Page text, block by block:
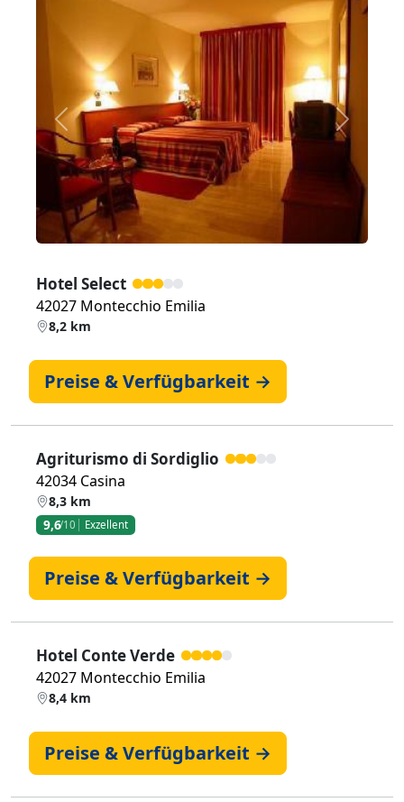
Zurück Weiter
Hotel Select
42027 Montecchio Emilia
8,2 km
Preise & Verfügbarkeit →
Agriturismo di Sordiglio
42034 Casina
8,3 km
9,6/10 Exzellent
Preise & Verfügbarkeit →
Hotel Conte Verde
42027 Montecchio Emilia
8,4 km
Preise & Verfügbarkeit →